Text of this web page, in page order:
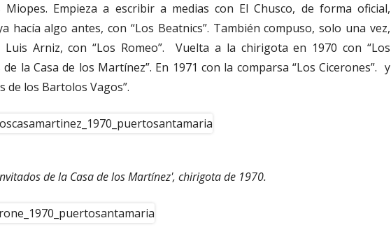
Miopes. Empieza a escribir a medias con El Chusco, de forma oficial,
hacía algo antes, con “Los Beatnics”. También compuso, solo una vez,
Luis Arniz, con “Los Romeo”. Vuelta a la chirigota en 1970 con “Los
la Casa de los Martínez”. En 1971 con la comparsa “Los Cicerones”. y
de los Bartolos Vagos”.
de la Casa de los Martínez', chirigota de 1970.